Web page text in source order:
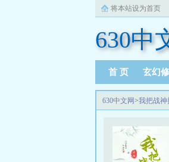
将本站设为首页
630中
首 页 玄幻
630中文网>我把战神